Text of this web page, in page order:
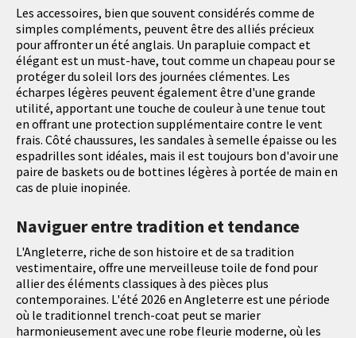
Les accessoires, bien que souvent considérés comme de
simples compléments, peuvent être des alliés précieux
pour affronter un été anglais. Un parapluie compact et
élégant est un must-have, tout comme un chapeau pour se
protéger du soleil lors des journées clémentes. Les
écharpes légères peuvent également être d'une grande
utilité, apportant une touche de couleur à une tenue tout
en offrant une protection supplémentaire contre le vent
frais. Côté chaussures, les sandales à semelle épaisse ou les
espadrilles sont idéales, mais il est toujours bon d'avoir une
paire de baskets ou de bottines légères à portée de main en
cas de pluie inopinée.
Naviguer entre tradition et tendance
L'Angleterre, riche de son histoire et de sa tradition
vestimentaire, offre une merveilleuse toile de fond pour
allier des éléments classiques à des pièces plus
contemporaines. L'été 2026 en Angleterre est une période
où le traditionnel trench-coat peut se marier
harmonieusement avec une robe fleurie moderne, où les